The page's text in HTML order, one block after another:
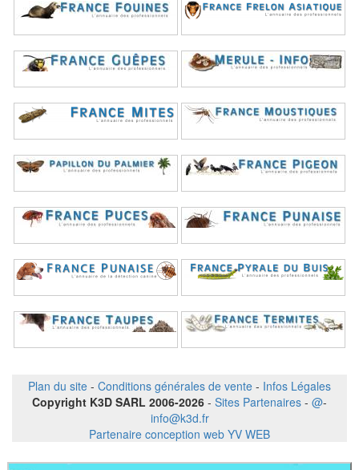
Plan du site - Conditions générales de vente - Infos Légales
Copyright K3D SARL 2006-2026 - Sites Partenaires - @-
info@k3d.fr
Partenaire conception web YV WEB